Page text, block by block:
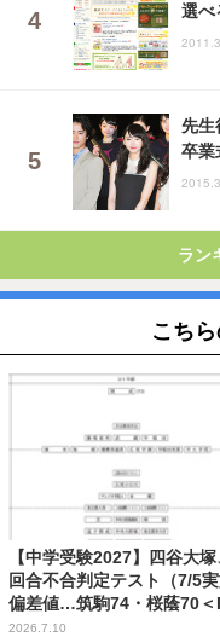
選べ
先生
卒業
ラン
こち
【中学受験2027】四谷大
回合不合判定テスト（7/5実
偏差値…筑駒74・桜蔭70＜
2026.7.10